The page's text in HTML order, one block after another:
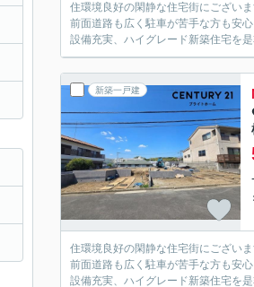
住環境良好の閑静な住宅街にございま
前面道路も広く駐車が苦手な方も安心
設備充実、ハイグレード新築住宅を是
新築一戸建
住環境良好の閑静な住宅街にございま
前面道路も広く駐車が苦手な方も安心
設備充実、ハイグレード新築住宅を是